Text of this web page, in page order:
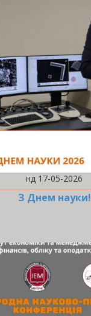
нд 17-05-2026
З Днем науки!